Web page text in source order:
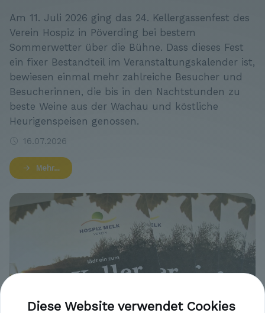
Am 11. Juli 2026 ging das 24. Kellergassenfest des
Verein Hospiz in Pöverding bei bestem
Sommerwetter über die Bühne. Dass dieses Fest
ein fixer Bestandteil im Veranstaltungskalender ist,
bewiesen einmal mehr zahlreiche Besucher und
Besucherinnen, die bis in den Nachtstunden zu
beste Weine aus der Wachau und köstliche
Heurigenspeisen genossen.
16.07.2026
Mehr…
Diese Website verwendet Cookies